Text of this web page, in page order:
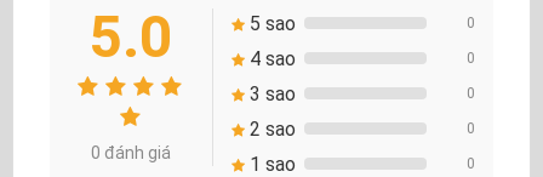
5.0
0 đánh giá
5 sao 0
4 sao 0
3 sao 0
2 sao 0
1 sao 0